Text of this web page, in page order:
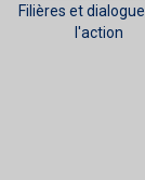
Filières et
l'action